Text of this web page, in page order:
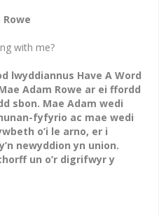
with me?
lwyddiannus Have A Word
Adam Rowe ar ei ffordd
sbon. Mae Adam wedi
fyfyrio ac mae wedi
o’i le arno, er i
newyddion yn union.
un o’r digrifwyr y